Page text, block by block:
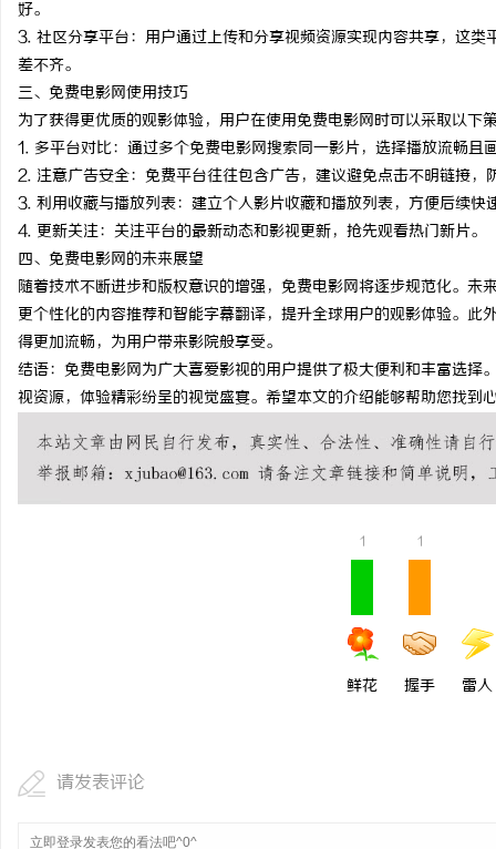
好。
3. 社区分享平台：用户通过上传和分享视频资源实现内容共享，这
差不齐。
三、免费电影网使用技巧
为了获得更优质的观影体验，用户在使用免费电影网时可以采取以下
1. 多平台对比：通过多个免费电影网搜索同一影片，选择播放流畅且
2. 注意广告安全：免费平台往往包含广告，建议避免点击不明链接，
3. 利用收藏与播放列表：建立个人影片收藏和播放列表，方便后续快
4. 更新关注：关注平台的最新动态和影视更新，抢先观看热门新片。
四、免费电影网的未来展望
随着技术不断进步和版权意识的增强，免费电影网将逐步规范化。
更个性化的内容推荐和智能字幕翻译，提升全球用户的观影体验。
得更加流畅，为用户带来影院般享受。
结语：免费电影网为广大喜爱影视的用户提供了极大便利和丰富选
视资源，体验精彩纷呈的视觉盛宴。希望本文的介绍能够帮助您找到
1
鲜花
1
握手 雷人
请发表评论
武汉配眼镜 上海配眼镜